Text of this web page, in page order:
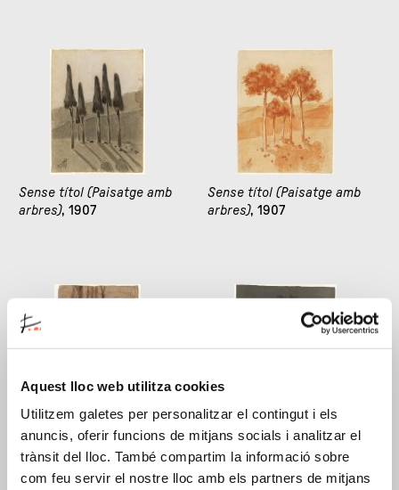
Aquest lloc web utilitza cookies
Utilitzem galetes per personalitzar el contingut i els
anuncis, oferir funcions de mitjans socials i analitzar el
trànsit del lloc. També compartim la informació sobre
com feu servir el nostre lloc amb els partners de mitjans
Sense títol (Paisatge amb
arbres), 1907
Sense títol (Paisatge amb
arbres), 1907
Sense títol (Paisatge amb
, 1907
Sense títol (Paisatge amb
arbres)